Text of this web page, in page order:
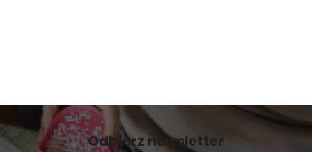
Odbierz newsletter